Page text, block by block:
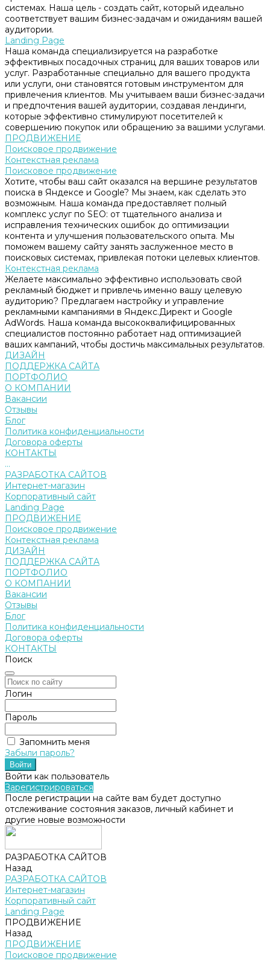
системах. Наша цель - создать сайт, который идеально
соответствует вашим бизнес-задачам и ожиданиям вашей
аудитории.
Landing Page
Наша команда специализируется на разработке
эффективных посадочных страниц для ваших товаров или
услуг. Разработанные специально для вашего продукта
или услуги, они становятся готовым инструментом для
привлечения клиентов. Мы учитываем ваши бизнес-задачи
и предпочтения вашей аудитории, создавая лендинги,
которые эффективно стимулируют посетителей к
совершению покупок или обращению за вашими услугами.
ПРОДВИЖЕНИЕ
Поисковое продвижение
Контекстная реклама
Поисковое продвижение
Хотите, чтобы ваш сайт оказался на вершине результатов
поиска в Яндексе и Google? Мы знаем, как сделать это
возможным. Наша команда предоставляет полный
комплекс услуг по SEO: от тщательного анализа и
исправления технических ошибок до оптимизации
контента и улучшения пользовательского опыта. Мы
поможем вашему сайту занять заслуженное место в
поисковых системах, привлекая потоки целевых клиентов.
Контекстная реклама
Желаете максимально эффективно использовать свой
рекламный бюджет и привлечь именно вашу целевую
аудиторию? Предлагаем настройку и управление
рекламными кампаниями в Яндекс.Директ и Google
AdWords. Наша команда высококвалифицированных
специалистов постоянно работает над оптимизацией
ваших кампаний, чтобы достичь максимальных результатов.
ДИЗАЙН
ПОДДЕРЖКА САЙТА
ПОРТФОЛИО
О КОМПАНИИ
Вакансии
Отзывы
Блог
Политика конфиденциальности
Договора оферты
КОНТАКТЫ
...
РАЗРАБОТКА САЙТОВ
Интернет-магазин
Корпоративный сайт
Landing Page
ПРОДВИЖЕНИЕ
Поисковое продвижение
Контекстная реклама
ДИЗАЙН
ПОДДЕРЖКА САЙТА
ПОРТФОЛИО
О КОМПАНИИ
Вакансии
Отзывы
Блог
Политика конфиденциальности
Договора оферты
КОНТАКТЫ
Поиск
Логин
Пароль
Запомнить меня
Забыли пароль?
Войти как пользователь
Зарегистрироваться
После регистрации на сайте вам будет доступно
отслеживание состояния заказов, личный кабинет и
другие новые возможности
РАЗРАБОТКА САЙТОВ
Назад
РАЗРАБОТКА САЙТОВ
Интернет-магазин
Корпоративный сайт
Landing Page
ПРОДВИЖЕНИЕ
Назад
ПРОДВИЖЕНИЕ
Поисковое продвижение